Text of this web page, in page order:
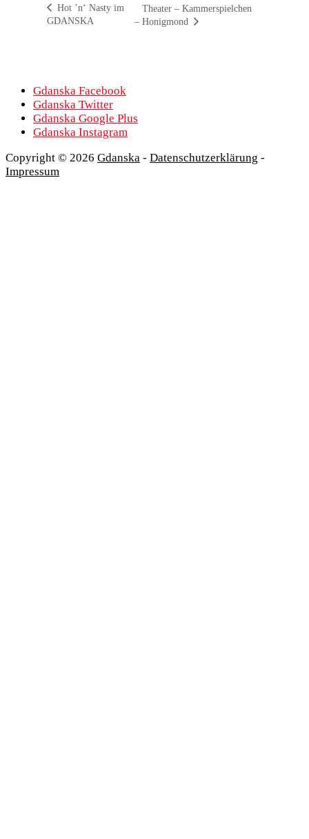
Hot ’n‘ Nasty im
GDANSKA
Theater – Kammerspielchen
– Honigmond
Gdanska Facebook
Gdanska Twitter
Gdanska Google Plus
Gdanska Instagram
Copyright © 2026 Gdanska - Datenschutzerklärung -
Impressum